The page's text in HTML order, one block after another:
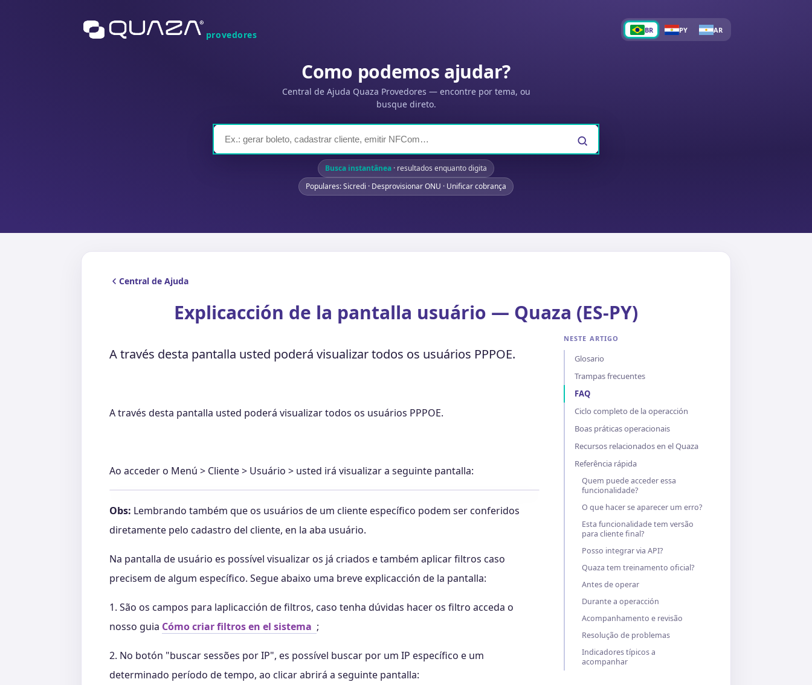
provedores BR PY AR
Como podemos ajudar?
Central de Ajuda Quaza Provedores — encontre por tema, ou
busque direto.
Busca instantânea · resultados enquanto digita
Populares: Sicredi · Desprovisionar ONU · Unificar cobrança
Central de Ajuda
Explicacción de la pantalla usuário — Quaza (ES-PY)
A través desta pantalla usted poderá visualizar todos os usuários PPPOE.
A través desta pantalla usted poderá visualizar todos os usuários PPPOE.
Ao acceder o Menú > Cliente > Usuário > usted irá visualizar a seguinte pantalla:
Obs: Lembrando também que os usuários de um cliente específico podem ser conferidos
diretamente pelo cadastro del cliente, en la aba usuário.
Na pantalla de usuário es possível visualizar os já criados e também aplicar filtros caso
precisem de algum específico. Segue abaixo uma breve explicacción de la pantalla:
1. São os campos para laplicacción de filtros, caso tenha dúvidas hacer os filtro acceda o
nosso guia Cómo criar filtros en el sistema ;
2. No botón "buscar sessões por IP", es possível buscar por um IP específico e um
determinado período de tempo, ao clicar abrirá a seguinte pantalla:
NESTE ARTIGO
Glosario
Trampas frecuentes
FAQ
Ciclo completo de la operacción
Boas práticas operacionais
Recursos relacionados en el Quaza
Referência rápida
Quem puede acceder essa
funcionalidade?
O que hacer se aparecer um erro?
Esta funcionalidade tem versão
para cliente final?
Posso integrar via API?
Quaza tem treinamento oficial?
Antes de operar
Durante a operacción
Acompanhamento e revisão
Resolução de problemas
Indicadores típicos a
acompanhar